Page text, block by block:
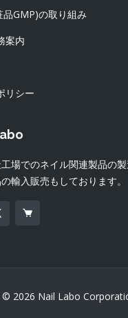
品GMP)の取り組み
案内
リシー
場でのネイル関連製品の
輸入販売もしております。
© 2026 Nail Labo